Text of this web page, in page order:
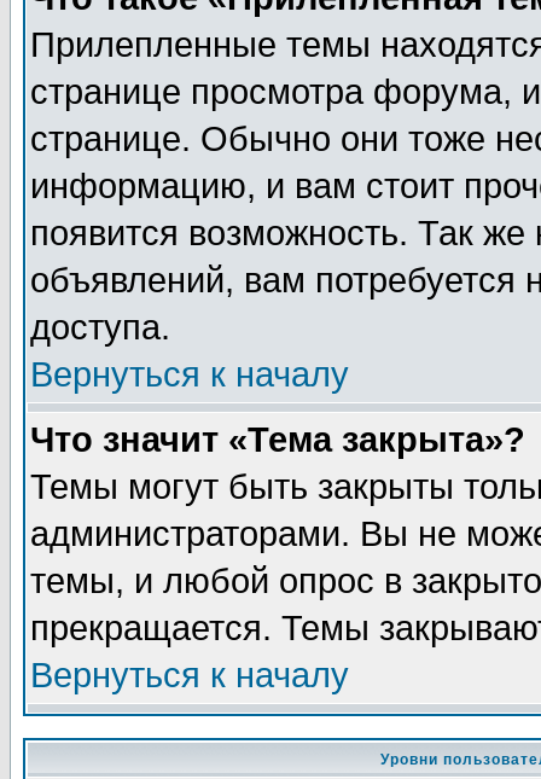
Прилепленные темы
странице просмотра форума,
странице. Обычно они тоже
информацию, и вам стоит
появится возможность. Так же
объявлений, вам потребуется
доступа.
Вернуться к началу
Что значит «Тема закрыта»?
Темы могут быть закрыты
администраторами. Вы не
темы, и любой опрос в
прекращается. Темы
Вернуться к началу
Уровни